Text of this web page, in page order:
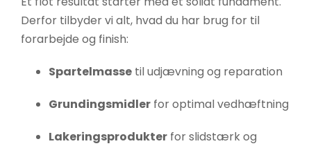
Derfor tilbyder vi alt, hvad du har brug for til
forarbejde og finish:
Spartelmassetil udjævning og reparation
Grundingsmidlerfor optimal vedhæftning
Lakeringsprodukterfor slidstærk og